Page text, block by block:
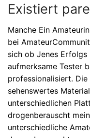
Existiert
Manche Ein
bei
sich ob Jenes Erfolgs
aufmerksame Tester
professionalisiert.
sehenswertes
unterschiedlichen
drogenberauscht
unterschiedliche